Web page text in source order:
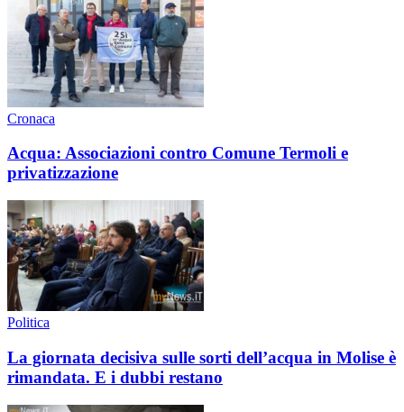
Cronaca
Acqua: Associazioni contro Comune Termoli e
privatizzazione
Politica
La giornata decisiva sulle sorti dell’acqua in Molise è
rimandata. E i dubbi restano